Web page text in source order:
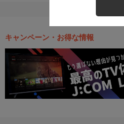
キャンペーン・お得な情報